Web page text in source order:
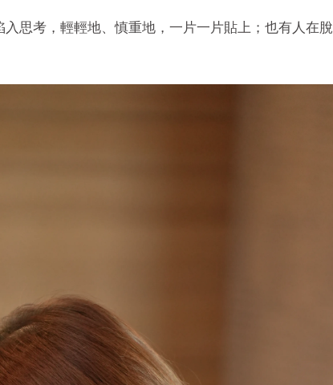
思考，輕輕地、慎重地，一片一片貼上；也有人在脫